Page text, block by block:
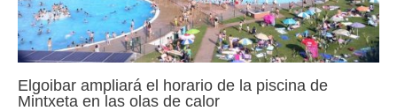
Elgoibar ampliará el horario de la piscina de
Mintxeta en las olas de calor